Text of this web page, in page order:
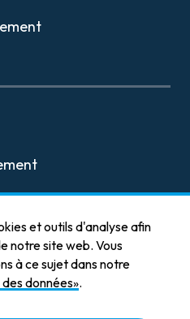
et outils d'analyse afin
notre site web. Vous
à ce sujet dans notre
données».